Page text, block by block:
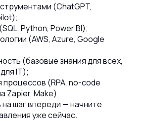
(ChatGPT,
Python, Power BI);
(AWS, Azure, Google
(базовые знания для всех,
IT);
процессов (RPA, no-code
Zapier, Make).
шаг впереди — начните
уже сейчас.